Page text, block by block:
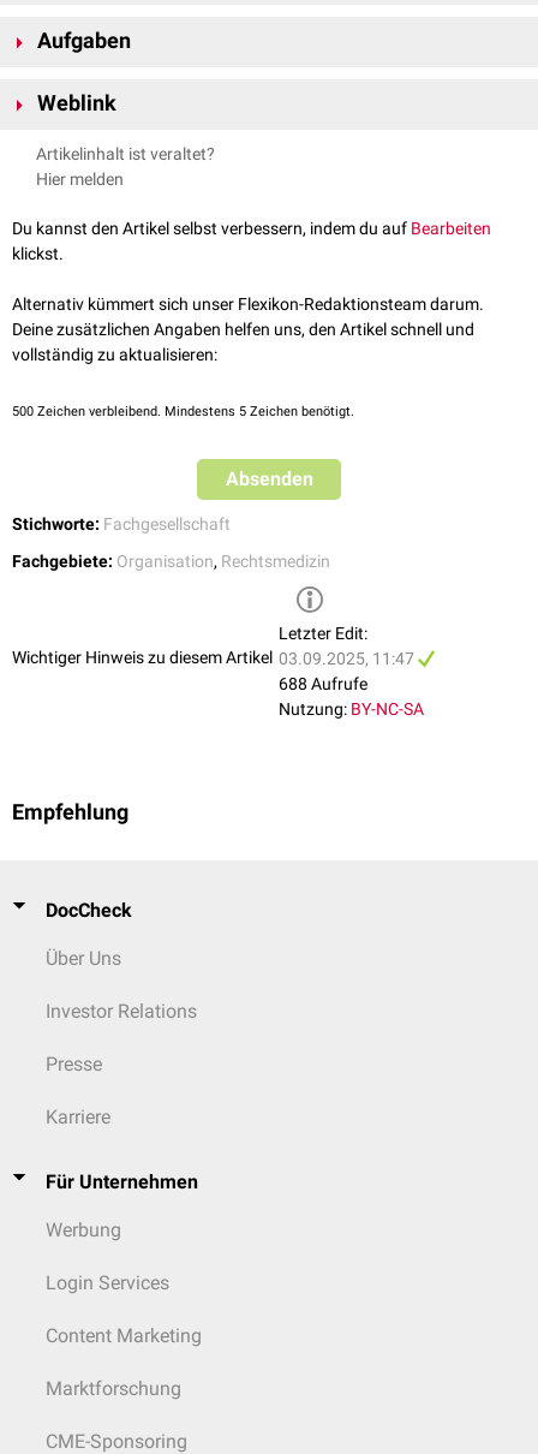
Weiterentwicklung der Rechtsmedizin in Deutschland zu unterstützen,
im Fachgebiet zu standardisieren. Sie tritt zudem als Ansprechpartner
für Politik, Behörden und Öffentlichkeit auf, insbesondere bei Fragen zu
Leichenschau
Todesursachenklärung
und Sexualdelikten sowie Verkehrsunfällen.
Aufgaben
der Rechtsmedizin
für Rechtsmedizin
Erarbeitung von
Interdisziplinäre Zusammenarbeit mit Polizei, Justiz, Gerichten und
anderen medizinischen
Weblink
Webseite der DGRM
Artikelinhalt ist veraltet?
Hier melden
Du kannst den Artikel selbst verbessern, indem du auf Bearbeiten
klickst.
Alternativ kümmert sich unser Flexikon-Redaktionsteam darum.
Deine zusätzlichen Angaben helfen uns, den Artikel schnell und
vollständig zu aktualisieren:
500 Zeichen verbleibend. Mindestens 5 Zeichen benötigt.
Absenden
Stichworte: Fachgesellschaft
Fachgebiete: Organisation, Rechtsmedizin
Wichtiger Hinweis zu diesem Artikel
Letzter Edit:
03.09.2025, 11:47
688 Aufrufe
Nutzung: BY-NC-SA
Empfehlung
DocCheck
Über Uns
Investor Relations
Presse
Karriere
Für Unternehmen
Werbung
Login Services
Content Marketing
Marktforschung
CME-Sponsoring